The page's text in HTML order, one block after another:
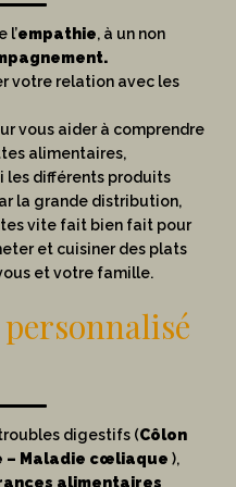
l’empathie, à un non
votre relation avec les
vous aider à comprendre
alimentaires,
les différents produits
la grande distribution,
vite fait bien fait pour
et cuisiner des plats
et votre famille.
digestifs (Côlon
Maladie cœliaque ),
alimentaires